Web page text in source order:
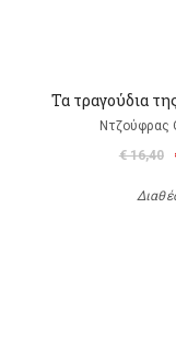
Τα τραγούδια
Ντζούφρας
€ 16,40